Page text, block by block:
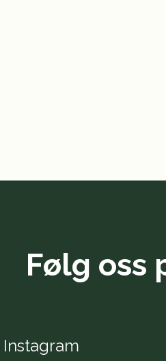
Følg oss
Instagram